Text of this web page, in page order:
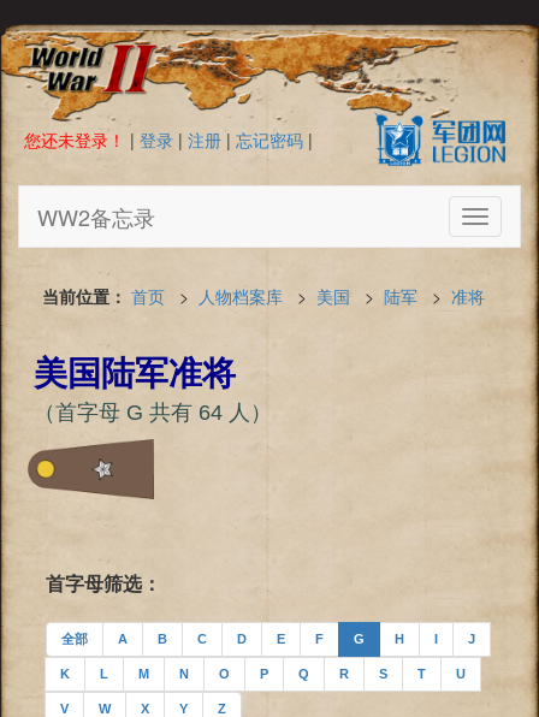
您还未登录！ | 登录 | 注册 | 忘记密码 |
Toggle
WW2备忘录
当前位置： 首页 > 人物档案库 > 美国 > 陆军 > 准将
美国陆军准将
（首字母 G 共有 64 人）
首字母筛选：
全部 A B C D E F G H I J
K L M N O P Q R S T U
V W X Y Z